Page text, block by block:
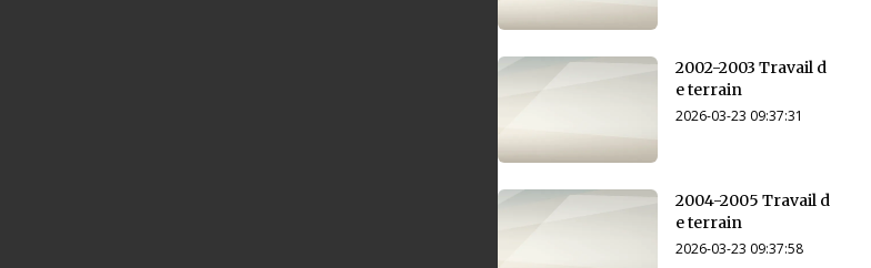
2002-2003 Travail d
e terrain
2026-03-23 09:37:31
2004-2005 Travail d
e terrain
2026-03-23 09:37:58